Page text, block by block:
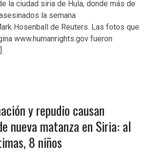
la ciudad siria de Hula, donde más de
la semana
Hosenball de Reuters. Las fotos que
www.humanrights.gov fueron
y repudio causan
nueva matanza en Siria: al
8 niños